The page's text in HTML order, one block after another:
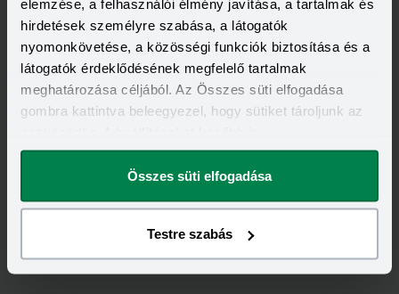
elemzése, a felhasználói élmény javítása, a tartalmak és
hirdetések személyre szabása, a látogatók
nyomonkövetése, a közösségi funkciók biztosítása és a
látogatók érdeklődésének megfelelő tartalmak
meghatározása céljából. Az Összes süti elfogadása
gombra kattintva beleegyezel, hogy sütiket tároljunk az
megváltoztathatod.
Összes süti elfogadása
Testre szabás
ÁSZF-ét
Feliratkozás